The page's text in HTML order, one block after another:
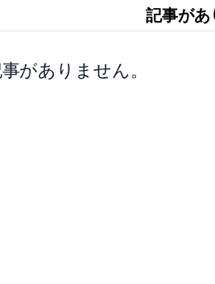
記事が
がありません。